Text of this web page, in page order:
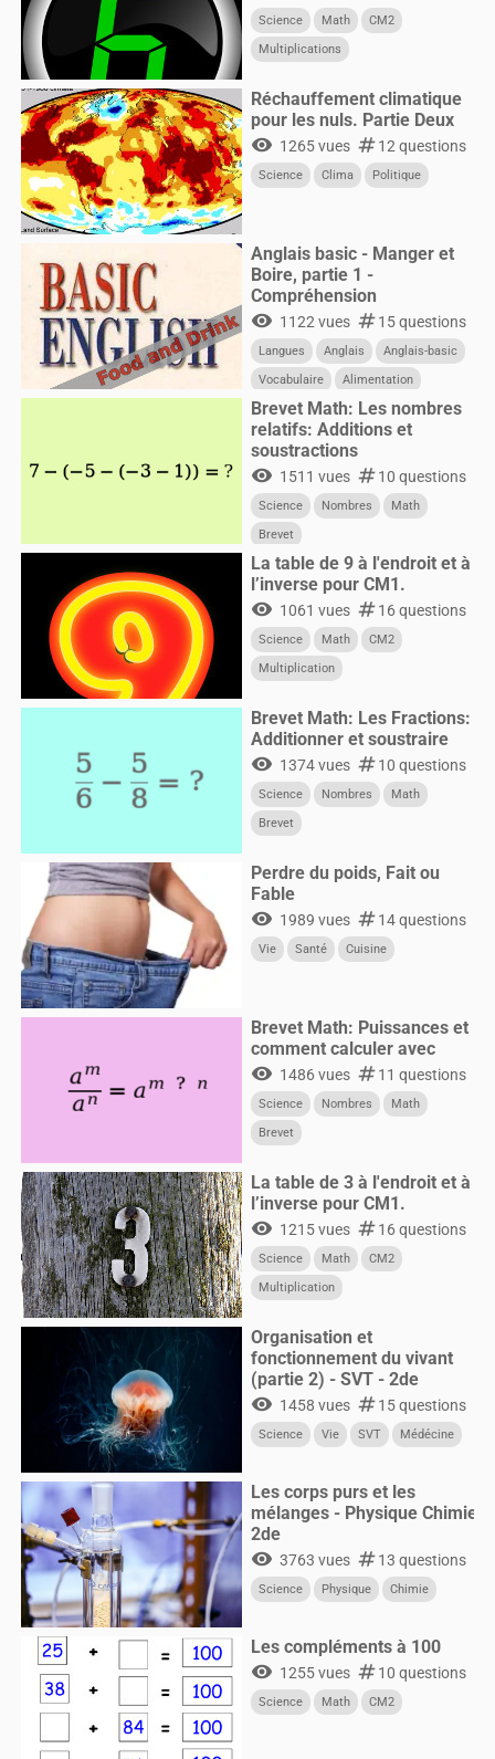
Science Math
CM2
Multiplications
Réchauffement climatique
pour les nuls. Partie Deux
visibility 1265 vues numbers12 questions
Science Clima Politique
Anglais basic - Manger et
Boire, partie 1 -
Compréhension
visibility 1122 vues numbers15 questions
Langues Anglais
Anglais-basic
Vocabulaire
Alimentation
Brevet Math: Les nombres
relatifs: Additions et
soustractions
visibility 1511 vues numbers10 questions
Science Nombres
Math
Brevet
La table de 9 à l'endroit et à
l’inverse pour CM1.
visibility 1061 vues numbers16 questions
Science Math
CM2
Multiplication
Brevet Math: Les Fractions:
Additionner et soustraire
visibility 1374 vues numbers10 questions
Science Nombres
Math
Brevet
Perdre du poids, Fait ou
Fable
visibility 1989 vues numbers14 questions
Vie Santé Cuisine
Brevet Math: Puissances et
comment calculer avec
visibility 1486 vues numbers11 questions
Science Nombres
Math
Brevet
La table de 3 à l'endroit et à
l’inverse pour CM1.
visibility 1215 vues numbers16 questions
Science Math
CM2
Multiplication
Organisation et
fonctionnement du vivant
(partie 2) - SVT - 2de
visibility 1458 vues numbers15 questions
Science Vie SVT Médécine
Les corps purs et les
mélanges - Physique Chimie
2de
visibility 3763 vues numbers13 questions
Science Physique Chimie
Les compléments à 100
visibility 1255 vues numbers10 questions
Science Math CM2